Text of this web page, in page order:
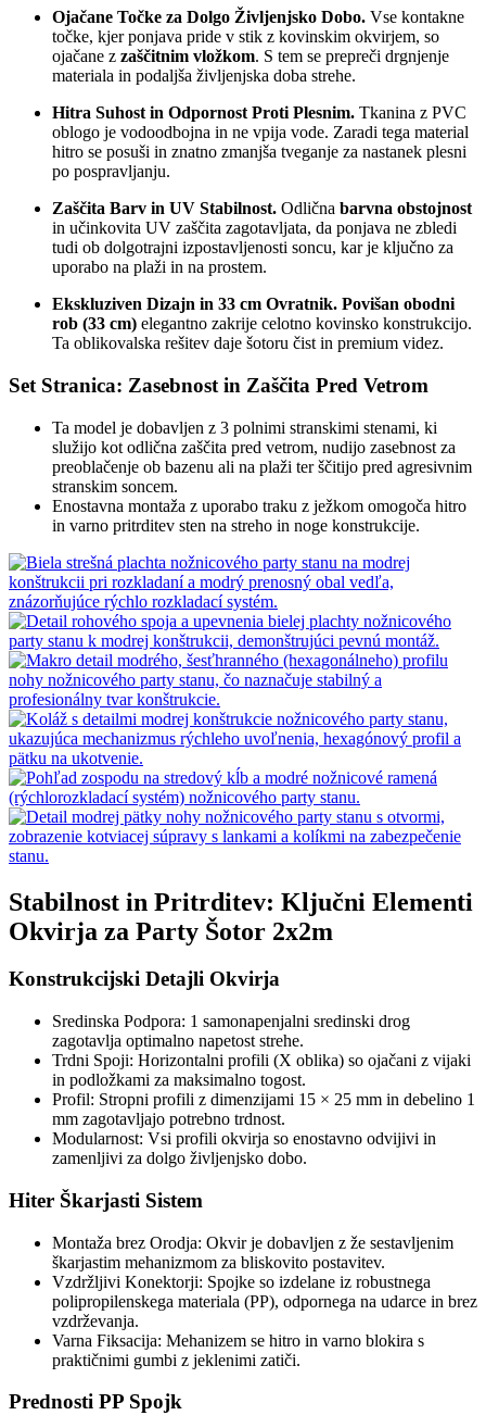
Ojačane Točke za Dolgo Življenjsko Dobo. Vse kontakne
točke, kjer ponjava pride v stik z kovinskim okvirjem, so
ojačane z zaščitnim vložkom. S tem se prepreči drgnjenje
materiala in podaljša življenjska doba strehe.
Hitra Suhost in Odpornost Proti Plesnim. Tkanina z PVC
oblogo je vodoodbojna in ne vpija vode. Zaradi tega material
hitro se posuši in znatno zmanjša tveganje za nastanek plesni
po pospravljanju.
Zaščita Barv in UV Stabilnost. Odlična barvna obstojnost
in učinkovita UV zaščita zagotavljata, da ponjava ne zbledi
tudi ob dolgotrajni izpostavljenosti soncu, kar je ključno za
uporabo na plaži in na prostem.
Ekskluziven Dizajn in 33 cm Ovratnik. Povišan obodni
rob (33 cm) elegantno zakrije celotno kovinsko konstrukcijo.
Ta oblikovalska rešitev daje šotoru čist in premium videz.
Set Stranica: Zasebnost in Zaščita Pred Vetrom
Ta model je dobavljen z 3 polnimi stranskimi stenami, ki
služijo kot odlična zaščita pred vetrom, nudijo zasebnost za
preoblačenje ob bazenu ali na plaži ter ščitijo pred agresivnim
stranskim soncem.
Enostavna montaža z uporabo traku z ježkom omogoča hitro
in varno pritrditev sten na streho in noge konstrukcije.
Stabilnost in Pritrditev: Ključni Elementi
Okvirja za Party Šotor 2x2m
Konstrukcijski Detajli Okvirja
Sredinska Podpora: 1 samonapenjalni sredinski drog
zagotavlja optimalno napetost strehe.
Trdni Spoji: Horizontalni profili (X oblika) so ojačani z vijaki
in podložkami za maksimalno togost.
Profil: Stropni profili z dimenzijami 15 × 25 mm in debelino 1
mm zagotavljajo potrebno trdnost.
Modularnost: Vsi profili okvirja so enostavno odvijivi in
zamenljivi za dolgo življenjsko dobo.
Hiter Škarjasti Sistem
Montaža brez Orodja: Okvir je dobavljen z že sestavljenim
škarjastim mehanizmom za bliskovito postavitev.
Vzdržljivi Konektorji: Spojke so izdelane iz robustnega
polipropilenskega materiala (PP), odpornega na udarce in brez
vzdrževanja.
Varna Fiksacija: Mehanizem se hitro in varno blokira s
praktičnimi gumbi z jeklenimi zatiči.
Prednosti PP Spojk